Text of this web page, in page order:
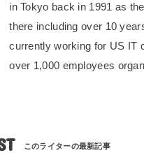
in Tokyo back in 1991 as
there including over 10
currently working for US IT
over 1,000 employees